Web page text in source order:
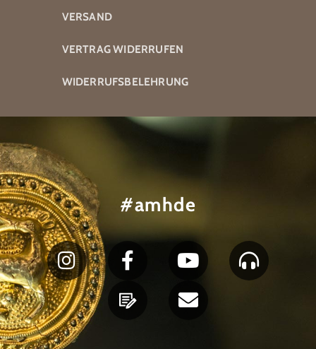
VERSAND
VERTRAG WIDERRUFEN
WIDERRUFSBELEHRUNG
#amhde